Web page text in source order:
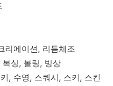
리에이션, 리듬체조
복싱, 볼링, 빙상
, 수영, 스쿼시, 스키, 스킨